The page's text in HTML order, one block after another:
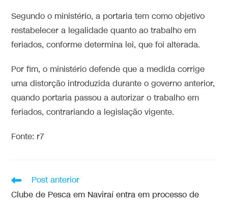
Segundo o ministério, a portaria tem como objetivo
restabelecer a legalidade quanto ao trabalho em
feriados, conforme determina lei, que foi alterada.
Por fim, o ministério defende que a medida corrige
uma distorção introduzida durante o governo anterior,
quando portaria passou a autorizar o trabalho em
feriados, contrariando a legislação vigente.
Fonte: r7
Post anterior
Clube de Pesca em Naviraí entra em processo de